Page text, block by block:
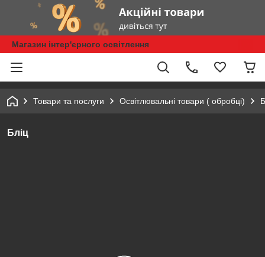
Магазин інтер'єрного освітлення
Товари та послуги Освітлювальні товари ( обробці)
Бліц